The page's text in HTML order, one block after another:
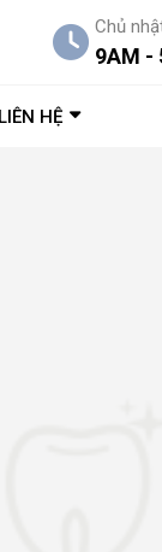
Chủ
9AM -
HỆ